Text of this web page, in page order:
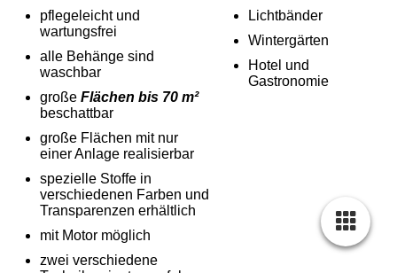
pflegeleicht und
wartungsfrei
alle Behänge sind
waschbar
große Flächen bis 70 m²
beschattbar
große Flächen mit nur
einer Anlage realisierbar
spezielle Stoffe in
verschiedenen Farben und
Transparenzen erhältlich
mit Motor möglich
zwei verschiedene
Lichtbänder
Wintergärten
Hotel und
Gastronomie